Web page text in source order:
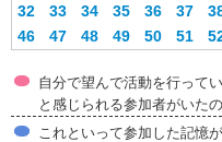
32
33 34 35 36 37
46
47 48 49 50 51
自分で望んで活動を行って
と感じられる参加者がいた
これといって参加した記憶